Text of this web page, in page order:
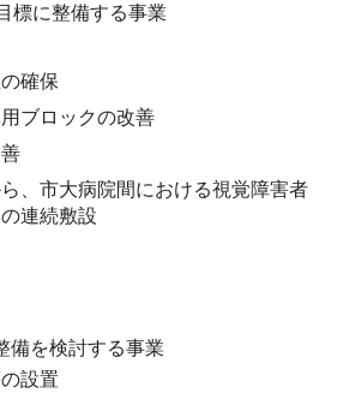
標に整備する事業
確保
ブロックの改善
、市大病院間における視覚障害者
連続敷設
備を検討する事業
設置